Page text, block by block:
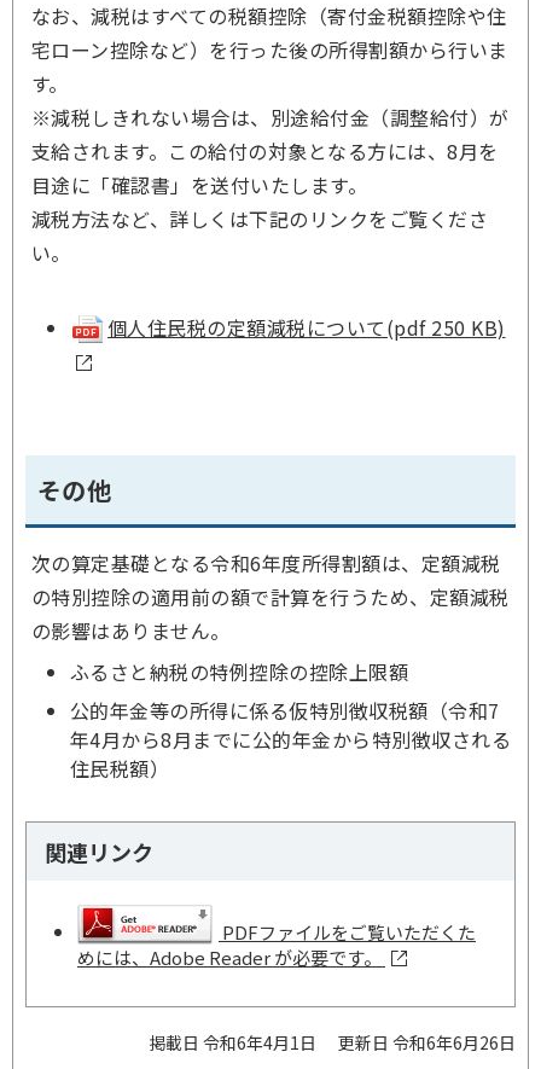
なお、減税はすべての税額控除（寄付金税額控除や住
宅ローン控除など）を行った後の所得割額から行いま
す。
※減税しきれない場合は、別途給付金（調整給付）が
支給されます。この給付の対象となる方には、8月を
目途に「確認書」を送付いたします。
減税方法など、詳しくは下記のリンクをご覧くださ
い。
個人住民税の定額減税について(pdf 250 KB)
その他
次の算定基礎となる令和6年度所得割額は、定額減税
の特別控除の適用前の額で計算を行うため、定額減税
の影響はありません。
ふるさと納税の特例控除の控除上限額
公的年金等の所得に係る仮特別徴収税額（令和7
年4月から8月までに公的年金から特別徴収される
住民税額）
関連リンク
PDFファイルをご覧いただくた
めには、Adobe Reader が必要です。
掲載日 令和6年4月1日 更新日 令和6年6月26日